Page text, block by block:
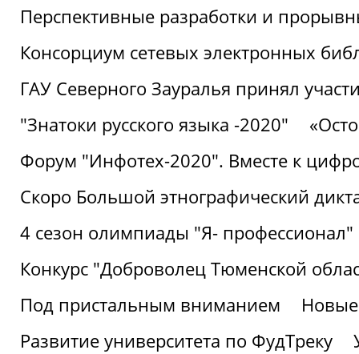
Перспективные разработки и
Консорциум сетевых электронных
ГАУ Северного Зауралья принял
"Знатоки русского языка -2020"
Форум "Инфотех-2020". Вместе к
Скоро Большой этнографический
4 сезон олимпиады "Я- профессионал"
Конкурс "Доброволец Тюменской
Под пристальным вниманием
Развитие университета по ФудТреку